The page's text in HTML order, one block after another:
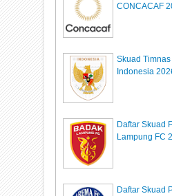
CONCACAF
Skuad
Indonesia
Daftar Skuad
Lampung FC
Daftar Skuad